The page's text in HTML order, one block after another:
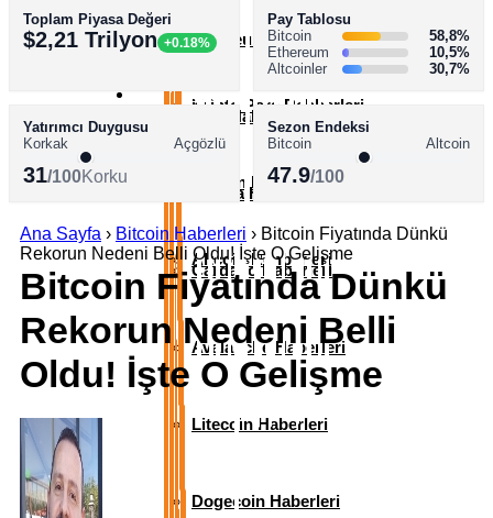
Ethereum Haberleri
XRP Haberleri
Solana Haberleri
Cardano Haberleri
Avalanche Haberleri
Litecoin Haberleri
Dogecoin Haberleri
AKADEMİ
Kripto Para Rehberleri
Bitcoin Rehberleri
Altcoin Rehberleri
SÖZLÜK
Toplam Piyasa Değeri
$2,21 Trilyon +0.18%
Pay Tablosu
Bitcoin
58,8%
Ethereum
10,5%
Altcoinler
30,7%
Yatırımcı Duygusu
Korkak
Açgözlü
31/100Korku
Sezon Endeksi
Bitcoin
Altcoin
47.9/100
Ana Sayfa › Bitcoin Haberleri › Bitcoin Fiyatında Dünkü
Rekorun Nedeni Belli Oldu! İşte O Gelişme
Bitcoin Fiyatında Dünkü
Rekorun Nedeni Belli
Oldu! İşte O Gelişme